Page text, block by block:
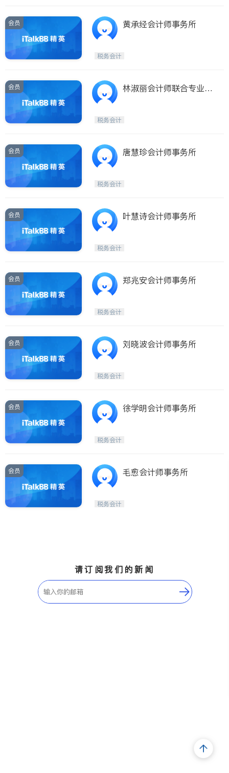
会员 黄承经会计师事务所
税务会计
会员
林淑丽会计师联合专业公
税务会计
会员 唐慧珍会计师事务所
税务会计
会员 叶慧诗会计师事务所
税务会计
会员 郑兆安会计师事务所
税务会计
会员 刘晓波会计师事务所
税务会计
会员 徐学明会计师事务所
税务会计
会员 毛愈会计师事务所
税务会计
请订阅我们的新闻